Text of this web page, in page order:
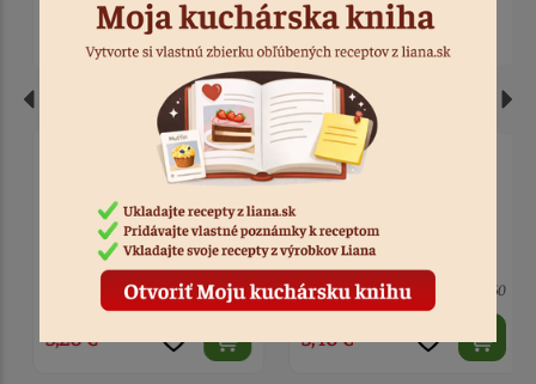
Jednorožec strieborný -
dekorácia na tortu
Kód: 1542
5,20 €
dekorácia na tortu
5 ks Kód: 1660
5,40 €